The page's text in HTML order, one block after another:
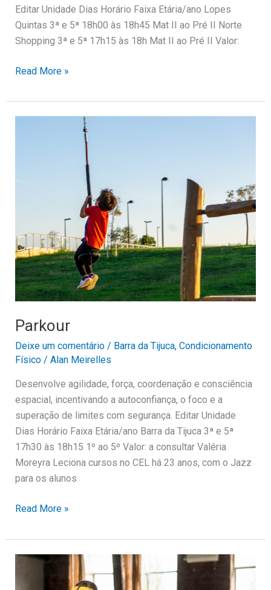
Editar Unidade Dias Horário Faixa Etária/ano Lopes
Quintas 3ª e 5ª 18h00 às 18h45 Mat II ao Pré II Norte
Shopping 3ª e 5ª 17h15 às 18h Mat II ao Pré II Valor:
Read More »
Parkour
Deixe um comentário / Barra da Tijuca, Condicionamento
Físico/ Alan Meirelles
Desenvolve agilidade, força, coordenação e consciência
espacial, incentivando a autoconfiança, o foco e a
superação de limites com segurança. Editar Unidade
Dias Horário Faixa Etária/ano Barra da Tijuca 3ª e 5ª
17h30 às 18h15 1º ao 5º Valor: a consultar Valéria
Moreyra Leciona cursos no CEL há 23 anos, com o Jazz
para os alunos
Read More »
Hip